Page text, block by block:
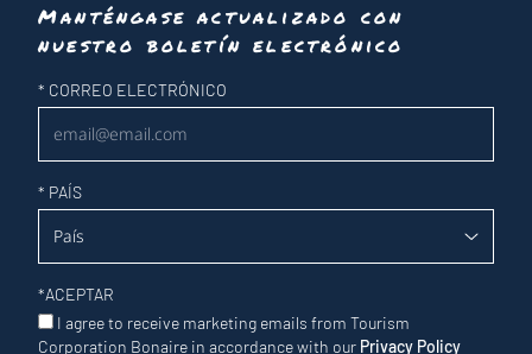
Manténgase actualizado con
nuestro boletín electrónico
Newsletter
* CORREO ELECTRÓNICO
* PAÍS
*ACEPTAR
I agree to receive marketing emails from Tourism
Corporation Bonaire in accordance with our Privacy Policy